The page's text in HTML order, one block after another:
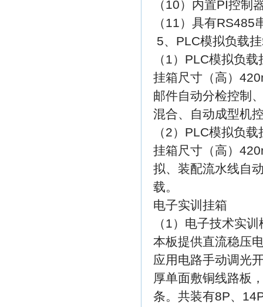
（10）内置PI控制
（11）具有RS485
5、PLC模拟负载
（1）PLC模拟负载
挂箱尺寸（高）
邮件自动分检控制
混合、自动成型机
（2）PLC模拟负载
挂箱尺寸（高）
拟、装配流水线自
载。
电子实训挂箱
（1）电子技术实
本板提供直流稳压
应用电路手动调光
厚单面敷铜线路板
条。共装有8P、